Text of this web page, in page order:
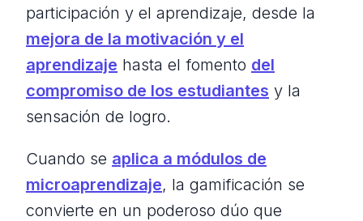
participación y el aprendizaje, desde la
mejora de la motivación y el
aprendizaje hasta el fomento del
compromiso de los estudiantes y la
sensación de logro.
Cuando se aplica a módulos de
microaprendizaje, la gamificación se
convierte en un poderoso dúo que